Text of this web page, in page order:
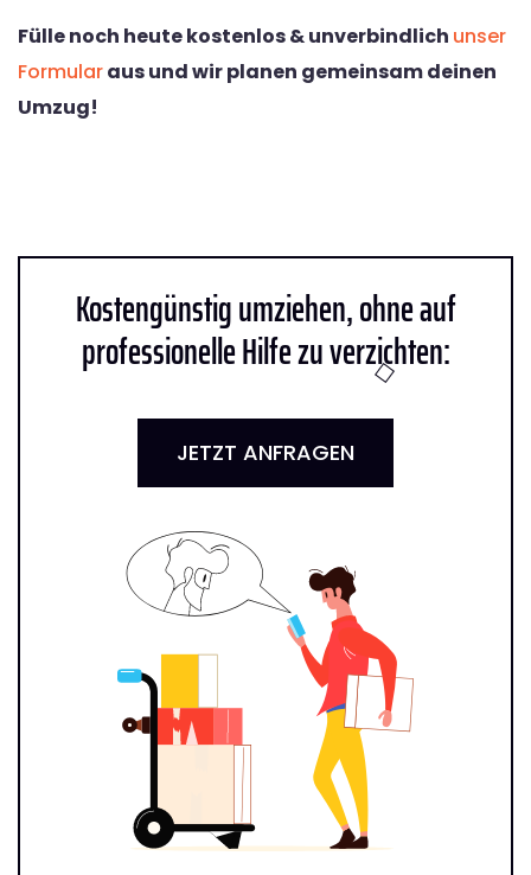
Fülle noch heute kostenlos & unverbindlich unser
Formularaus und wir planen gemeinsam deinen
Umzug!
Kostengünstig umziehen, ohne auf
professionelle Hilfe zu verzichten:
JETZT ANFRAGEN